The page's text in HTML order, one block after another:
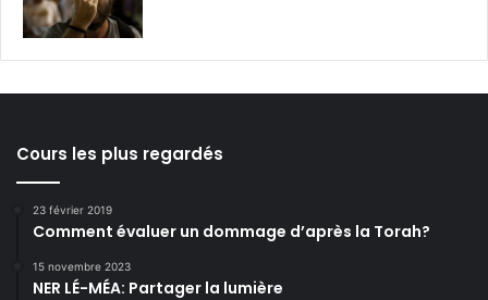
Cours les plus regardés
23 février 2019
Comment évaluer un dommage d’après la Torah?
15 novembre 2023
NER LÉ-MÉA: Partager la lumière